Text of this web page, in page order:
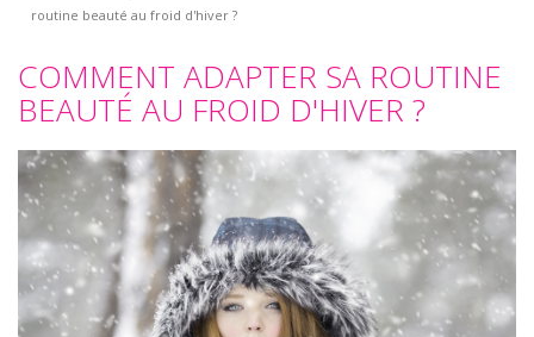
routine beauté au froid d'hiver ?
COMMENT ADAPTER SA ROUTINE
BEAUTÉ AU FROID D'HIVER ?